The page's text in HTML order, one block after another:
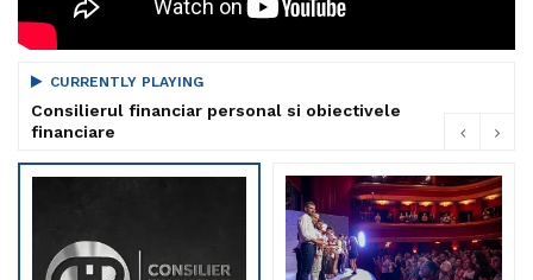
CURRENTLY PLAYING
Consilierul financiar personal si obiectivele
financiare